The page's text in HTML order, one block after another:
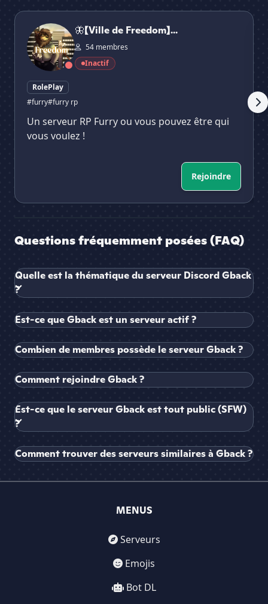
🦋【Ville de Freedom】| RP
🦋【Ville de Freedom】...
54 membres
Inactif
RolePlay
#furry#furry rp
Un serveur RP Furry ou vous pouvez être qui
vous voulez !
Rejoindre
Questions fréquemment posées (FAQ)
Quelle est la thématique du serveur Discord Gback
?
Est-ce que Gback est un serveur actif ?
Combien de membres possède le serveur Gback ?
Comment rejoindre Gback ?
Est-ce que le serveur Gback est tout public (SFW)
?
Comment trouver des serveurs similaires à Gback ?
MENUS
Serveurs
Emojis
Bot DL